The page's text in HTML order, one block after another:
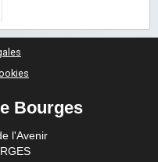
Bourges
l'Avenir